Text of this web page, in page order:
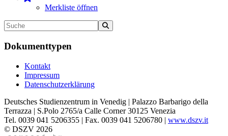
Merkliste öffnen
Dokumenttypen
Kontakt
Impressum
Datenschutzerklärung
Deutsches Studienzentrum in Venedig | Palazzo Barbarigo della
Terrazza | S.Polo 2765/a Calle Corner 30125 Venezia
Tel. 0039 041 5206355 | Fax. 0039 041 5206780 | www.dszv.it
© DSZV 2026